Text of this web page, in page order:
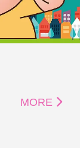
MORE